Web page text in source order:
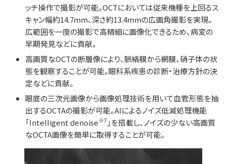
ッチ操作で撮影が可能。OCTにおいては従来機種を上回るス
キャン幅約14.7mm、深さ約13.4mmの広画角撮影を実現。
広範囲を一度の撮影で高精細に画像化できるため、病変の
早期発見などに貢献。
高画質なOCTの断層像により、脈絡膜から網膜、硝子体の状
態を観察することが可能。眼科系疾患の診断・治療方針の決
定などに貢献。
眼底の三次元画像から画像処理技術を用いて血管形態を抽
出するOCTAの撮影が可能。AIによるノイズ低減処理機能
「Intelligent denoise※7 」を搭載し、ノイズの少ない高画質
なOCTA画像を簡単に取得することが可能。